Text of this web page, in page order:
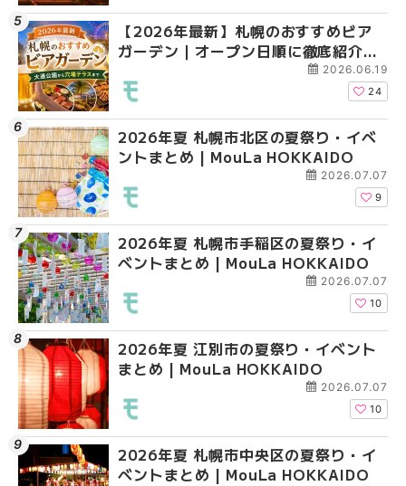
【2026年最新】札幌のおすすめビア
ガーデン｜オープン日順に徹底紹介！
大通公園から穴場テラスまで | MouLa
HOKKAIDO
2026.06.19
24
2026年夏 札幌市北区の夏祭り・イベ
ントまとめ | MouLa HOKKAIDO
2026.07.07
9
2026年夏 札幌市手稲区の夏祭り・イ
ベントまとめ | MouLa HOKKAIDO
2026.07.07
10
2026年夏 江別市の夏祭り・イベント
まとめ | MouLa HOKKAIDO
2026.07.07
10
2026年夏 札幌市中央区の夏祭り・イ
ベントまとめ | MouLa HOKKAIDO
2026年夏 札幌市北区
ントまとめ | MouLa
2026年夏 札幌市清田
ベントまとめ |
2026年夏 札幌市豊平
ベントまとめ |
2026年夏 札幌市南区
ントまとめ | MouLa
2026年夏 札幌市中央
ベントまとめ |
2026年夏 札幌市手稲
ベントまとめ |
2026年夏 札幌市清田
ベントまとめ |
札幌の麻辣湯（マーラ
め専門店6選！本場の
新店まで徹底比較 |
2026年夏 札幌市豊平
ベントまとめ |
【新千歳空港】新カー
業。「SUPER